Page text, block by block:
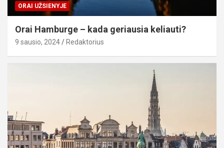
ORAI UŽSIENYJE
Orai Hamburge – kada geriausia keliauti?
9 sausio, 2024 Redaktorius